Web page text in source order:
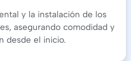
y la instalación de los
asegurando comodidad y
desde el inicio.